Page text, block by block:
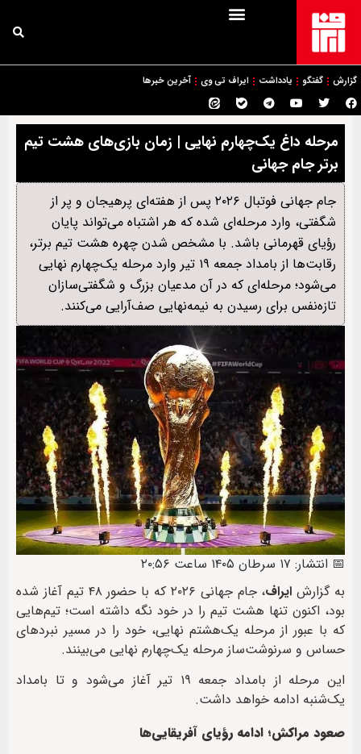
گزارش گفتگو یادداشت ایراف تی وی آخرین خبرها
مرحله داغ یک‌چهارم نهایی | زمان بازی‌های هشت تیم
برتر جام جهانی
جام جهانی فوتبال ۲۰۲۶ پس از هفته‌ای پرهیجان و پر از
شگفتی، وارد مرحله‌ای شده که هر اشتباه می‌تواند پایان
رؤیای قهرمانی باشد. با مشخص شدن چهره هشت تیم برتر،
رقابت‌ها از بامداد جمعه ۱۹ تیر وارد مرحله یک‌چهارم نهایی
می‌شود؛ مرحله‌ای که در آن مدعیان بزرگ و شگفتی‌سازان
تازه‌نفس برای رسیدن به نیمه‌نهایی صف‌آرایی می‌کنند.
📅 انتشار: ۱۷ سرطان ۱۴۰۵ ساعت ۲۰:۵۶
به گزارشایراف
، جام جهانی ۲۰۲۶ که با حضور ۴۸ تیم آغاز شده
بود، اکنون تنها هشت تیم را در خود نگه داشته است؛ تیم‌هایی
که با عبور از مرحله یک‌هشتم نهایی، خود را در مسیر نبردهای
حساس و سرنوشت‌ساز مرحله یک‌چهارم نهایی می‌بینند.
این مرحله از بامداد جمعه ۱۹ تیر آغاز می‌شود و تا بامداد
یک‌شنبه ادامه خواهد داشت.
صعود مراکش؛ ادامه رؤیای آفریقایی‌ها